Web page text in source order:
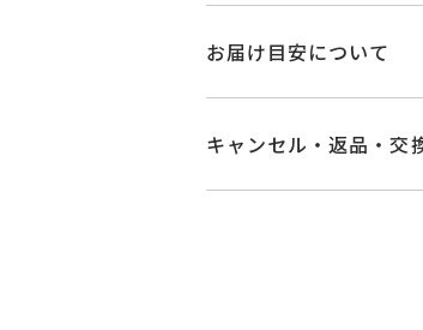
素材
お届け目安について
ご注文およびご入金確
■お届け目安が「3営業
キャンセル・返品・交